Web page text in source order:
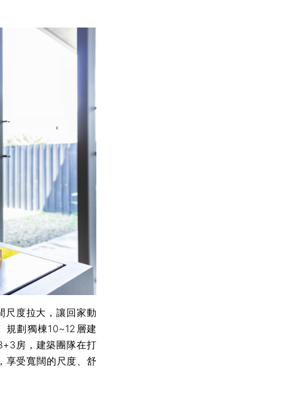
度拉大，讓回家動
規劃獨棟10~12層建
房，建築團隊在打
享受寬闊的尺度、舒